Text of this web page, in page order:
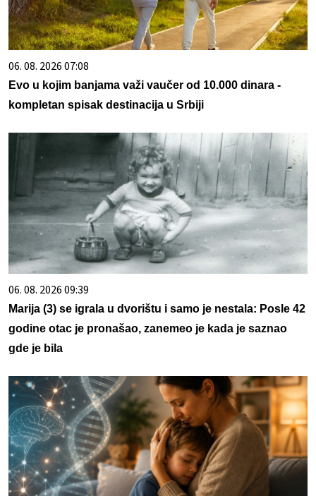
06. 08. 2026 07:08
Evo u kojim banjama važi vaučer od 10.000 dinara -
kompletan spisak destinacija u Srbiji
06. 08. 2026 09:39
Marija (3) se igrala u dvorištu i samo je nestala: Posle 42
godine otac je pronašao, zanemeo je kada je saznao
gde je bila